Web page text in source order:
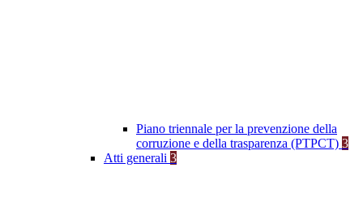
Piano triennale per la prevenzione della
corruzione e della trasparenza (PTPCT) 3
Atti generali 3